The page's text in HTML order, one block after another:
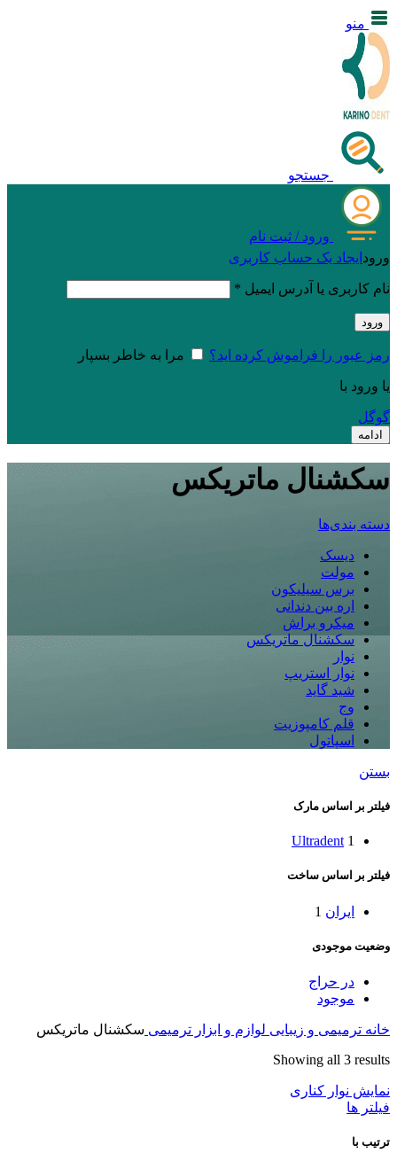
منو
جستجو
ورود / ثبت نام
ورود ایجاد یک حساب کاربری
نام کاربری یا آدرس ایمیل *
ورود
رمز عبور را فراموش کرده اید؟ مرا به خاطر بسپار
یا ورود با
گوگل
ادامه
سکشنال ماتریکس
دسته بندی‌ها
دیسک
مولت
برس سیلیکون
اره بین دندانی
میکرو براش
سکشنال ماتریکس
نوار
نوار استریپ
شید گاید
وج
قلم کامپوزیت
اسپاتول
بستن
فیلتر بر اساس مارک
Ultradent 1
فیلتر بر اساس ساخت
ایران 1
وضعیت موجودی
در حراج
موجود
خانه ترمیمی و زیبایی لوازم و ابزار ترمیمی سکشنال ماتریکس
Showing all 3 results
نمایش نوار کناری
فیلتر ها
ترتیب با